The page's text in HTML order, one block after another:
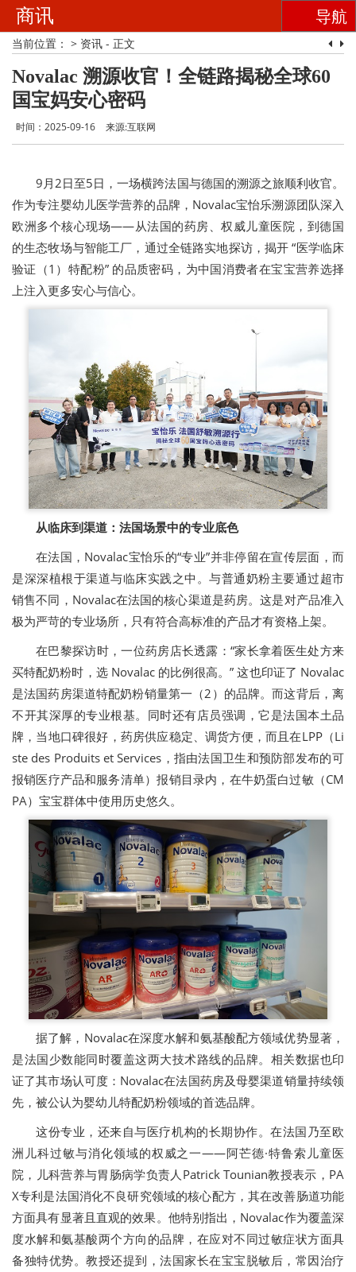
商讯 导航
当前位置： > 资讯 - 正文
Novalac 溯源收官！全链路揭秘全球60
国宝妈安心密码
时间：2025-09-16 来源:互联网
9月2日至5日，一场横跨法国与德国的溯源之旅顺利收官。
作为专注婴幼儿医学营养的品牌，Novalac宝怡乐溯源团队深入
欧洲多个核心现场——从法国的药房、权威儿童医院，到德国
的生态牧场与智能工厂，通过全链路实地探访，揭开 “医学临床
验证（1）特配粉” 的品质密码，为中国消费者在宝宝营养选择
上注入更多安心与信心。
从临床到渠道：法国场景中的专业底色
在法国，Novalac宝怡乐的“专业”并非停留在宣传层面，而
是深深植根于渠道与临床实践之中。与普通奶粉主要通过超市
销售不同，Novalac在法国的核心渠道是药房。这是对产品准入
极为严苛的专业场所，只有符合高标准的产品才有资格上架。
在巴黎探访时，一位药房店长透露：“家长拿着医生处方来
买特配奶粉时，选 Novalac 的比例很高。” 这也印证了 Novalac
是法国药房渠道特配奶粉销量第一（2）的品牌。而这背后，离
不开其深厚的专业根基。同时还有店员强调，它是法国本土品
牌，当地口碑很好，药房供应稳定、调货方便，而且在LPP（Li
ste des Produits et Services，指由法国卫生和预防部发布的‌可
报销医疗产品和服务清单‌）报销目录内，在牛奶蛋白过敏（CM
PA）宝宝群体中使用历史悠久。
据了解，Novalac在深度水解和氨基酸配方领域优势显著，
是法国少数能同时覆盖这两大技术路线的品牌。相关数据也印
证了其市场认可度：Novalac在法国药房及母婴渠道销量持续领
先，被公认为婴幼儿特配奶粉领域的首选品牌。
这份专业，还来自与医疗机构的长期协作。在法国乃至欧
洲儿科过敏与消化领域的权威之一——阿芒德·特鲁索儿童医
院，儿科营养与胃肠病学负责人Patrick Tounian教授表示，PA
X专利是法国消化不良研究领域的核心配方，其在改善肠道功能
方面具有显著且直观的效果。他特别指出，Novalac作为覆盖深
度水解和氨基酸两个方向的品牌，在应对不同过敏症状方面具
备独特优势。教授还提到，法国家长在宝宝脱敏后，常因治疗